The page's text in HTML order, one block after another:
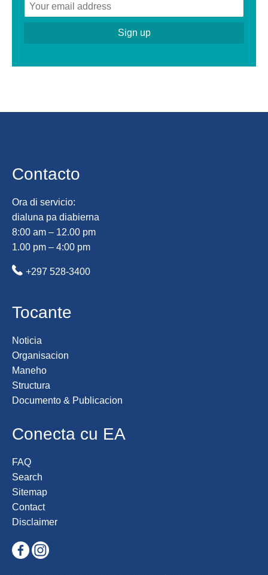
Contacto
Ora di servicio:
dialuna pa diabierna
8:00 am – 12.00 pm
1.00 pm – 4:00 pm
+297 528-3400
Tocante
Noticia
Organisacion
Maneho
Structura
Documento & Publicacion
Conecta cu EA
FAQ
Search
Sitemap
Contact
Disclaimer